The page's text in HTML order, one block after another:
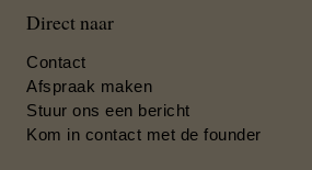
Direct naar
Contact
Afspraak maken
Stuur ons een bericht
Kom in contact met de founder